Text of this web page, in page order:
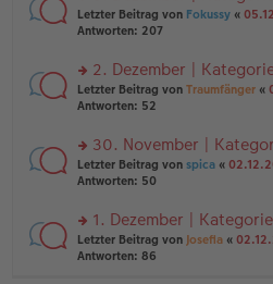
a
g
n
er
tr
a
g
n
g
el
e
n
er
tr
a
g
rs
te
n
g
el
e
n
er
tr
a
g
Letzter Beitrag von Fokussy «
Antworten: 207
rs
te
n
g
el
e
n
er
2. Dezember |
Letzter Beitrag von Traumfänger «
Antworten: 52
rs
te
n
g
el
30. November |
Letzter Beitrag von spica «
Antworten: 50
rs
te
1. Dezember |
Letzter Beitrag von Josefia «
Antworten: 86